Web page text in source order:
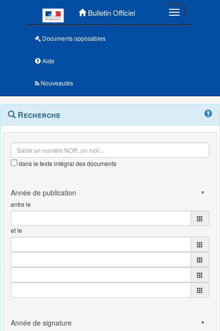
Bulletin Officiel Toggle
Documents opposables
Aide
Nouveautés
Navigation
outils
Menu
contextuel
Recherche
dans le texte intégral des documents
entre le
et le